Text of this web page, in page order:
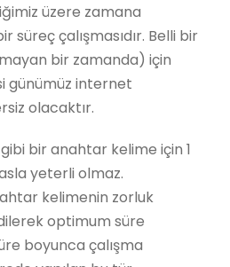
üzere zamana
süreç çalışmasıdır. Belli bir
bir zamanda) için
günümüz internet
olacaktır.
bir anahtar kelime için 1
asla yeterli olmaz.
kelimenin zorluk
optimum süre
boyunca çalışma